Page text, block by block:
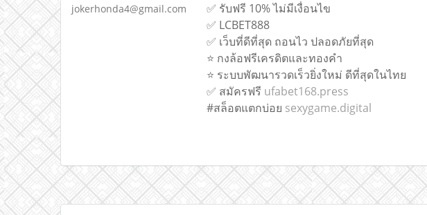
jokerhonda4@gmail.com
✅ รับฟรี 10% ไม่มีเงื่อนไข
✅ LCBET888
✅ เว็บที่ดีที่สุด ถอนไว ปลอดภัยที่สุด
⭐️ กงล้อฟรีเครดิตและทองคำ
⭐️ ระบบพัฒนารวดเร็วยิ่งใหม่ ดีที่สุดในไทย
✅ สมัครฟรี ufabet168.press
#สล็อตแตกบ่อย sexygame.digital